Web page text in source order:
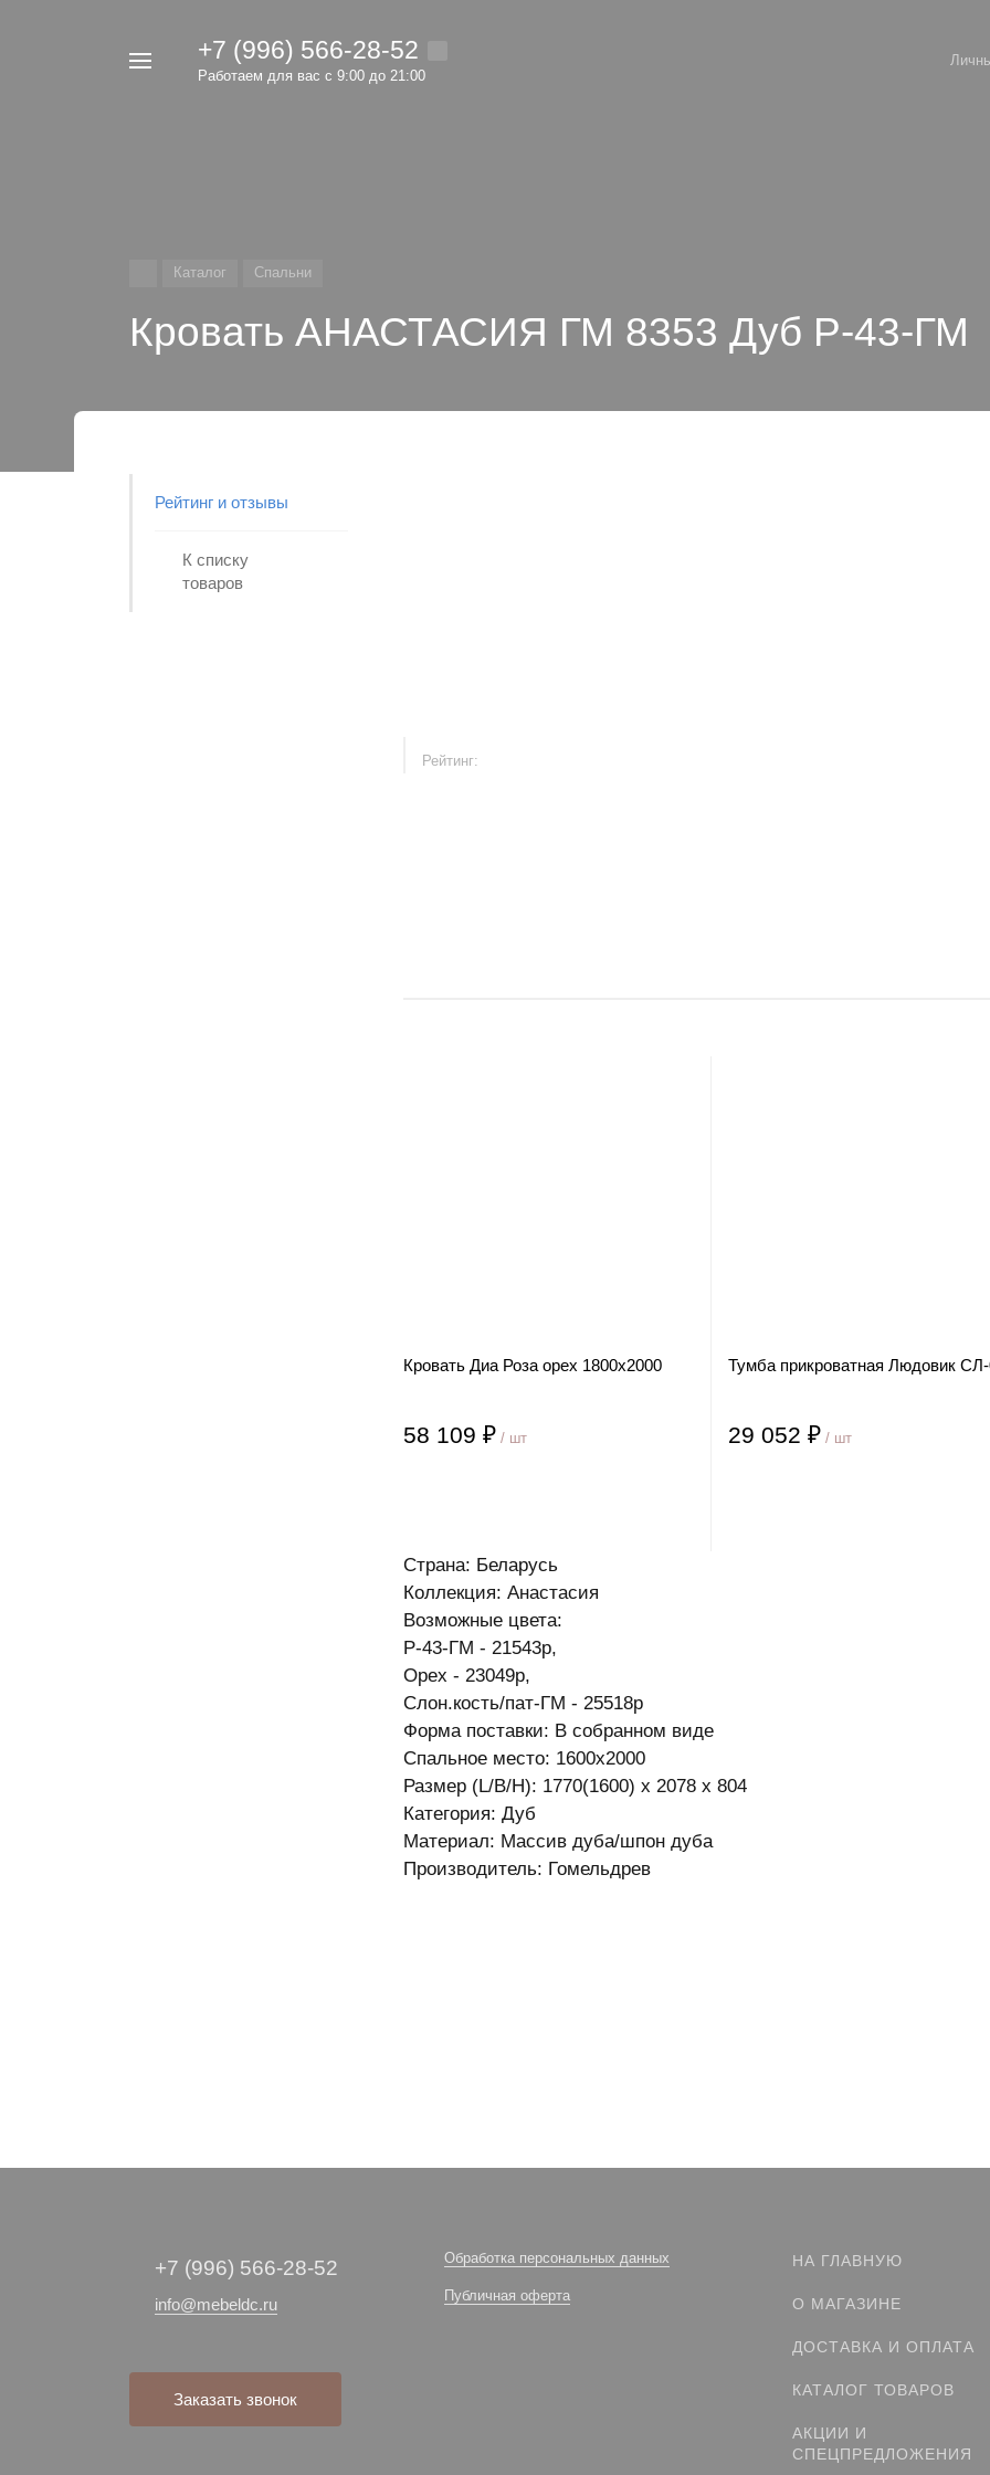
+7 (996) 566-28-52
Работаем для вас с 9:00 до 21:00
Каталог Спальни
Кровать АНАСТАСИЯ ГМ 8353 Дуб Р-43-ГМ
Рейтинг и отзывы
К списку
товаров
Рейтинг:
Кровать Диа Роза орех 1800х2000
58 109 ₽ / шт
Тумба прикроватная Людовик
29 052 ₽ / шт
Страна: Беларусь
Коллекция: Анастасия
Возможные цвета:
Р-43-ГМ - 21543р,
Орех - 23049р,
Слон.кость/пат-ГМ - 25518р
Форма поставки: В собранном виде
Спальное место: 1600х2000
Размер (L/B/H): 1770(1600) x 2078 x 804
Категория: Дуб
Материал: Массив дуба/шпон дуба
Производитель: Гомельдрев
+7 (996) 566-28-52
info@mebeldc.ru
Заказать звонок
Обработка персональных данных
Публичная оферта
НА ГЛАВНУЮ
О МАГАЗИНЕ
ДОСТАВКА И ОПЛАТА
КАТАЛОГ ТОВАРОВ
АКЦИИ И
СПЕЦПРЕДЛОЖЕНИЯ